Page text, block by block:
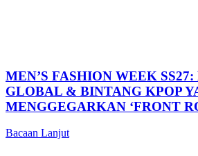
MEN’S FASHION WEEK
GLOBAL & BINTANG KPOP
MENGGEGARKAN ‘FRONT
Bacaan Lanjut